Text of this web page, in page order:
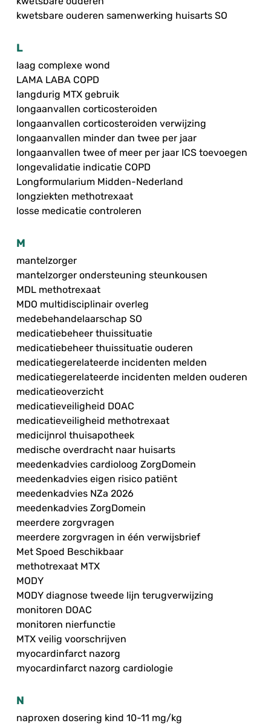
kwetsbare ouderen samenwerking huisarts SO
L
laag complexe wond
LAMA LABA COPD
langdurig MTX gebruik
longaanvallen corticosteroiden
longaanvallen corticosteroiden verwijzing
longaanvallen minder dan twee per jaar
longaanvallen twee of meer per jaar ICS toevoegen
longevalidatie indicatie COPD
Longformularium Midden-Nederland
longziekten methotrexaat
losse medicatie controleren
M
mantelzorger
mantelzorger ondersteuning steunkousen
MDL methotrexaat
MDO multidisciplinair overleg
medebehandelaarschap SO
medicatiebeheer thuissituatie
medicatiebeheer thuissituatie ouderen
medicatiegerelateerde incidenten melden
medicatiegerelateerde incidenten melden ouderen
medicatieoverzicht
medicatieveiligheid DOAC
medicatieveiligheid methotrexaat
medicijnrol thuisapotheek
medische overdracht naar huisarts
meedenkadvies cardioloog ZorgDomein
meedenkadvies eigen risico patiënt
meedenkadvies NZa 2026
meedenkadvies ZorgDomein
meerdere zorgvragen
meerdere zorgvragen in één verwijsbrief
Met Spoed Beschikbaar
methotrexaat MTX
MODY
MODY diagnose tweede lijn terugverwijzing
monitoren DOAC
monitoren nierfunctie
MTX veilig voorschrijven
myocardinfarct nazorg
myocardinfarct nazorg cardiologie
N
naproxen dosering kind 10-11 mg/kg